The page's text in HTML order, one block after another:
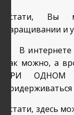
Кстати, Вы
наращивании и
В интернете
как можно, а
ПРИ
Кстати, здесь